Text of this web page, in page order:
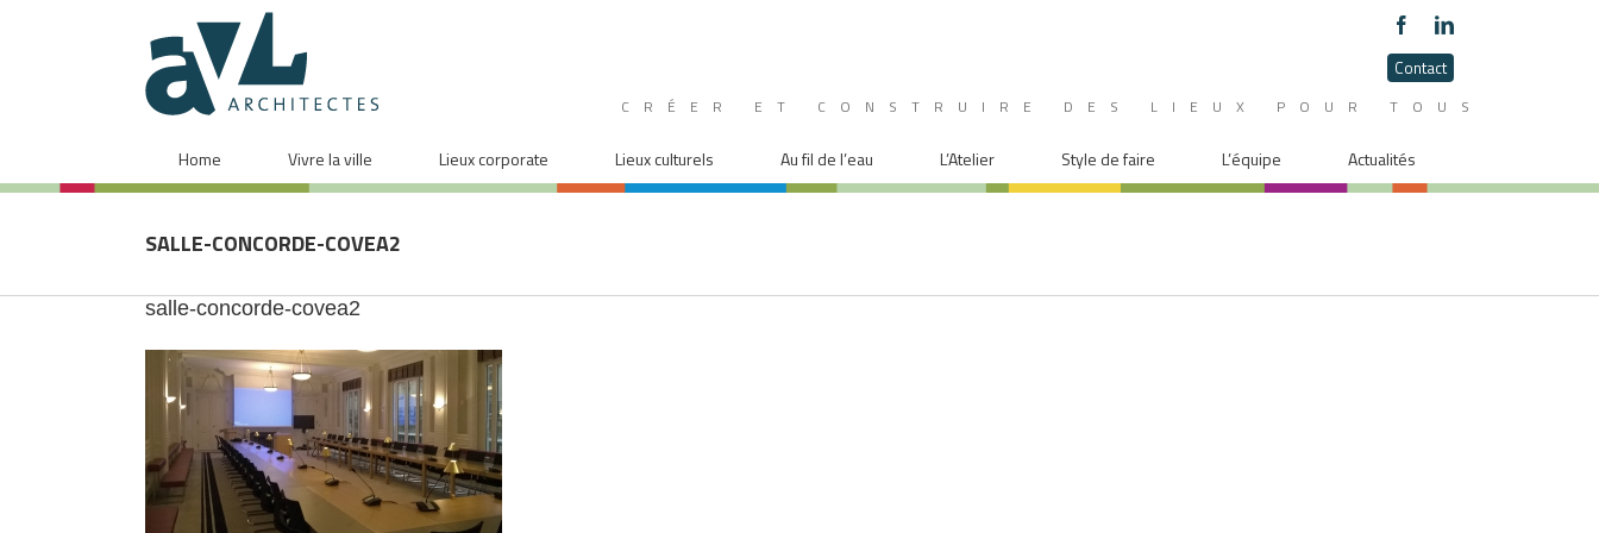
Contact
CRÉER ET CONSTRUIRE DES LIEUX POUR TOUS
Home Vivre la ville Lieux corporate Lieux culturels Au fil de l’eau L’Atelier Style de faire L’équipe Actualités
SALLE-CONCORDE-COVEA2
salle-concorde-covea2